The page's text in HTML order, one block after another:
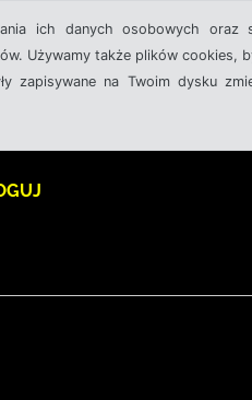
ich danych osobowych oraz
Używamy także plików cookies,
na Twoim dysku